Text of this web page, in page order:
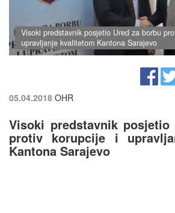
Visoki predstavnik posjetio Ured za borbu
upravljanje kvalitetom Kantona Sarajevo
05.04.2018 OHR
Visoki predstavnik posjetio
protiv korupcije i
Kantona Sarajevo